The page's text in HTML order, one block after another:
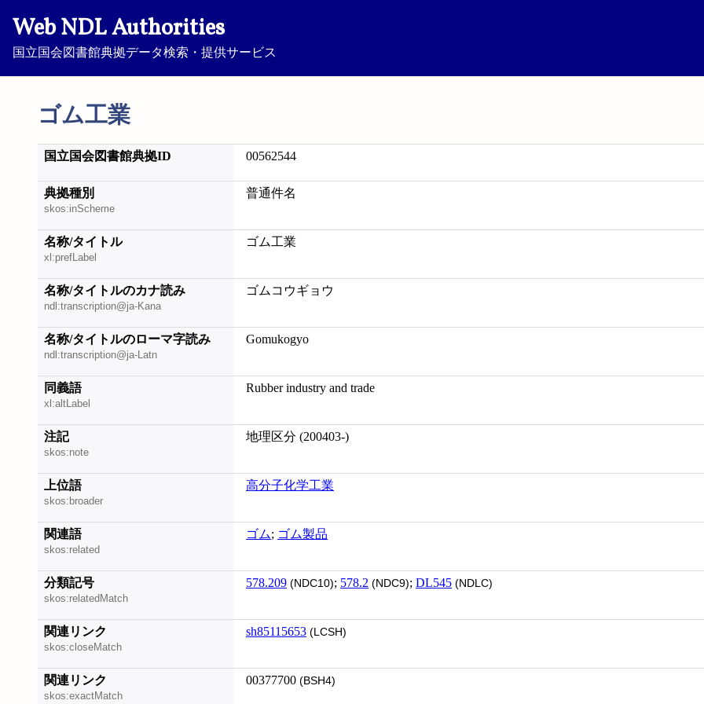
Web NDL Authorities
国立国会図書館典拠データ検索・提供サービス
ゴム工業
国立国会図書館典拠ID 00562544
典拠種別
skos:inScheme
普通件名
名称/タイトル
xl:prefLabel
ゴム工業
名称/タイトルのカナ読み
ndl:transcription@ja-Kana
ゴムコウギョウ
名称/タイトルのローマ字読み
ndl:transcription@ja-Latn
Gomukogyo
同義語
xl:altLabel
Rubber industry and trade
注記
skos:note
地理区分 (200403-)
上位語
skos:broader
高分子化学工業
関連語
skos:related
ゴム; ゴム製品
分類記号
skos:relatedMatch
578.209 (NDC10); 578.2 (NDC9); DL545 (NDLC)
関連リンク
skos:closeMatch
sh85115653 (LCSH)
関連リンク
skos:exactMatch
00377700 (BSH4)